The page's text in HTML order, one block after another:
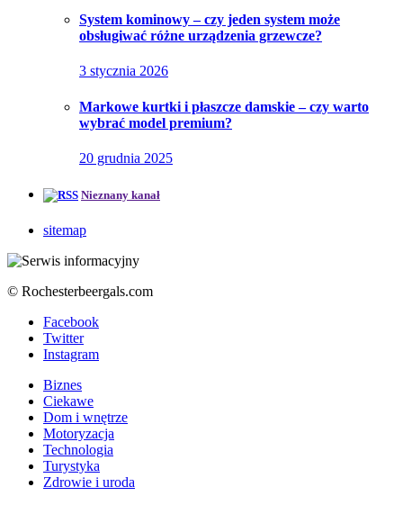
System kominowy – czy jeden system może
obsługiwać różne urządzenia grzewcze?
3 stycznia 2026
Markowe kurtki i płaszcze damskie – czy warto
wybrać model premium?
20 grudnia 2025
Nieznany kanał
sitemap
© Rochesterbeergals.com
Facebook
Twitter
Instagram
Biznes
Ciekawe
Dom i wnętrze
Motoryzacja
Technologia
Turystyka
Zdrowie i uroda